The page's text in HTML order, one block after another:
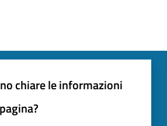
chiare le informazioni